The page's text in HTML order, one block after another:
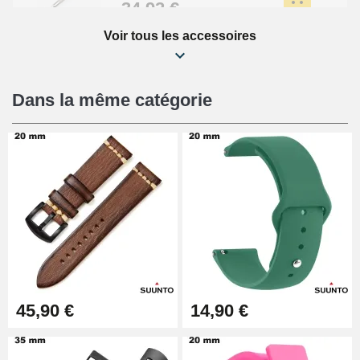
34,92 €
Kit Réparation Montre Débutant
16,90 €
Pied à Coulisse Numérique
9,90 €
Pince à Poinçonner (pince trou)
Pince Trou pour Bracelet de
Voir tous les accessoires
Dans la même catégorie
45,90 € 14,90 €